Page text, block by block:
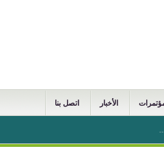
الأخبار اتصل بنا